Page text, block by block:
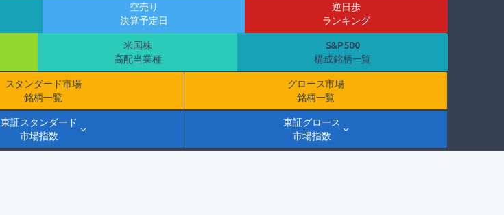
空売り
決算予定日
逆日歩
ランキング
米国株
高配当業種
S&P500
構成銘柄一覧
スタンダード市場
銘柄一覧
グロース市場
銘柄一覧
東証スタンダード
市場指数
東証グロース
市場指数